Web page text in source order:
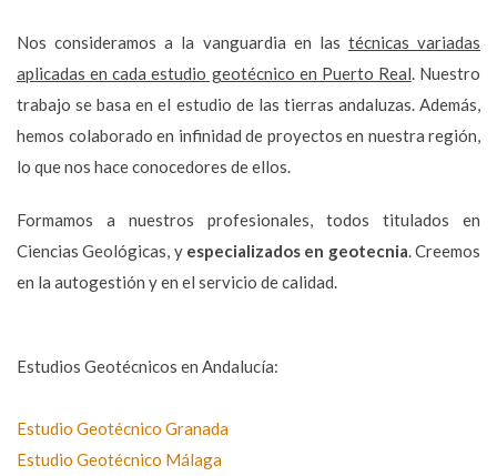
Nos consideramos a la vanguardia en las técnicas variadas
aplicadas en cada estudio geotécnico en Puerto Real. Nuestro
trabajo se basa en el estudio de las tierras andaluzas. Además,
hemos colaborado en infinidad de proyectos en nuestra región,
lo que nos hace conocedores de ellos.
Formamos a nuestros profesionales, todos titulados en
Ciencias Geológicas, y especializados en geotecnia. Creemos
en la autogestión y en el servicio de calidad.
Estudios Geotécnicos en Andalucía:
Estudio Geotécnico Granada
Estudio Geotécnico Málaga